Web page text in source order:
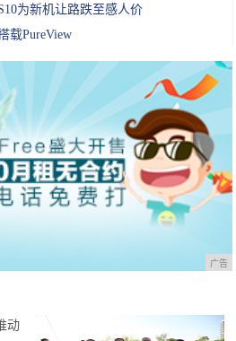
为新机让路跌至感人价
载PureView
广告